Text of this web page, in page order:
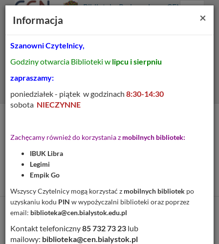
główne
główna
Prolib
główna
Biblioteka Pedagogiczna CEN
Menu
dydaktyczna] : fotokarty :
uniwersalna pomoc
edukacyjna
Cytuj
Dodaj na Twoją półkę
×
Informacja
Szanowni Czytelnicy,
Godziny otwarcia Biblioteki w lipcu i sierpniu
zapraszamy:
poniedziałek - piątek w godzinach 8:30-14:30
sobota NIECZYNNE
Zachęcamy również do korzystania z mobilnych bibliotek:
IBUK Libra
Legimi
Empik Go
Wszyscy Czytelnicy mogą korzystać z mobilnych bibliotek po
uzyskaniu kodu PIN w wypożyczalni biblioteki oraz poprzez
email: biblioteka@cen.bialystok.edu.pl
Kontakt telefoniczny85 732 73 23 lub
mailowy: biblioteka@cen.bialystok.pl